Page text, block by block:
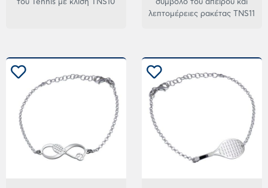
του Tennis με κλίση TNS10
σύμβολο του απείρου και
λεπτομέρειες ρακέτας TNS11